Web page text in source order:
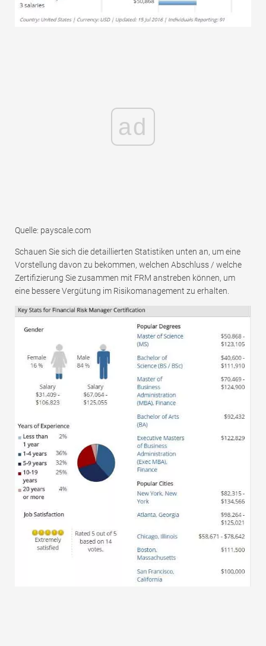
ad
Quelle: payscale.com
Schauen Sie sich die detaillierten Statistiken unten an, um eine
Vorstellung davon zu bekommen, welchen Abschluss / welche
Zertifizierung Sie zusammen mit FRM anstreben können, um
eine bessere Vergütung im Risikomanagement zu erhalten.